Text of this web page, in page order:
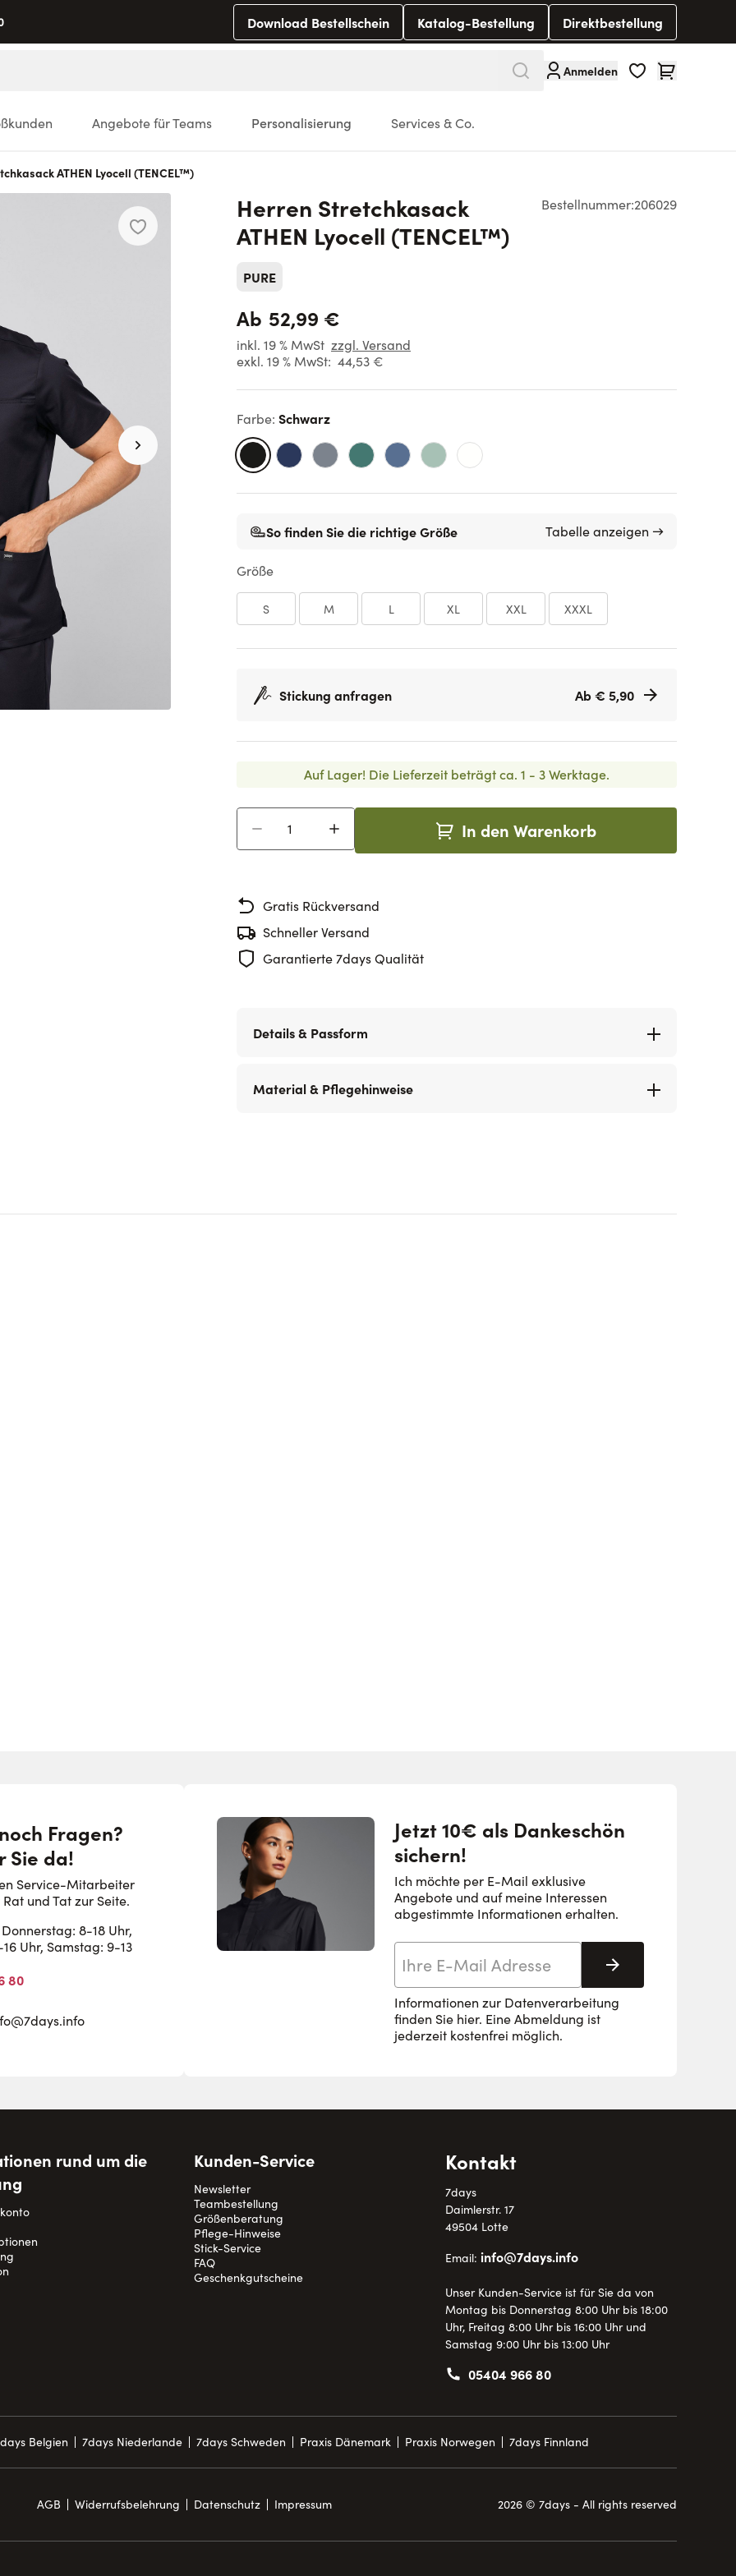
Download Bestellschein Katalog-Bestellung Direktbestellung
Anmelden Warenkorb
Angebote für Teams Personalisierung Services & Co.
ATHEN Lyocell (TENCEL™)
Bestellnummer:206029
Herren Stretchkasack
ATHEN Lyocell (TENCEL™)
PURE
Ab 52,99 €
inkl. 19 % MwSt zzgl. Versand
exkl. 19 % MwSt: 44,53 €
Farbe: Schwarz
So finden Sie die richtige Größe Tabelle anzeigen →
Größe
S M L XL XXL XXXL
Stickung anfragen Ab € 5,90
Auf Lager! Die Lieferzeit beträgt ca. 1 - 3 Werktage.
In den Warenkorb
Gratis Rückversand
Schneller Versand
Garantierte 7days Qualität
Details & Passform
Material & Pflegehinweise
the tab key. You can skip the carousel or go straight to carousel navigation using the skip links.
Fragen?
Sie da!
Service-Mitarbeiter
und Tat zur Seite.
8-18 Uhr,
Uhr, Samstag: 9-13
80
Jetzt 10€ als Dankeschön
sichern!
Ich möchte per E-Mail exklusive
Angebote und auf meine Interessen
abgestimmte Informationen erhalten.
Abonnieren
Informationen zur Datenverarbeitung
finden Sie hier. Eine Abmeldung ist
jederzeit kostenfrei möglich.
rund um die
Kunden-Service
Newsletter
Teambestellung
Größenberatung
Pflege-Hinweise
Stick-Service
FAQ
Geschenkgutscheine
Kontakt
7days
Daimlerstr. 17
49504 Lotte
Email: info@7days.info
Unser Kunden-Service ist für Sie da von
Montag bis Donnerstag 8:00 Uhr bis 18:00
Uhr, Freitag 8:00 Uhr bis 16:00 Uhr und
Samstag 9:00 Uhr bis 13:00 Uhr
05404 966 80
Belgien 7days Niederlande 7days Schweden Praxis Dänemark Praxis Norwegen 7days Finnland
AGB Widerrufsbelehrung Datenschutz Impressum 2026 © 7days - All rights reserved